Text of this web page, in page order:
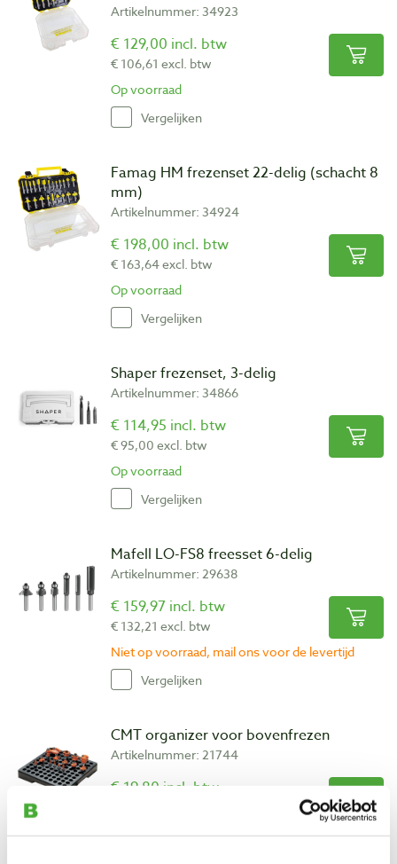
Artikelnummer: 34923
€ 129,00 incl. btw
€ 106,61 excl. btw
Op voorraad
Vergelijken
Famag HM frezenset 22-delig (schacht 8
mm)
Artikelnummer: 34924
€ 198,00 incl. btw
€ 163,64 excl. btw
Op voorraad
Vergelijken
Shaper frezenset, 3-delig
Artikelnummer: 34866
€ 114,95 incl. btw
€ 95,00 excl. btw
Op voorraad
Vergelijken
Mafell LO-FS8 freesset 6-delig
Artikelnummer: 29638
€ 159,97 incl. btw
€ 132,21 excl. btw
Niet op voorraad, mail ons voor de levertijd
Vergelijken
CMT organizer voor bovenfrezen
Artikelnummer: 21744
€ 19,80 incl. btw
Op voorraad